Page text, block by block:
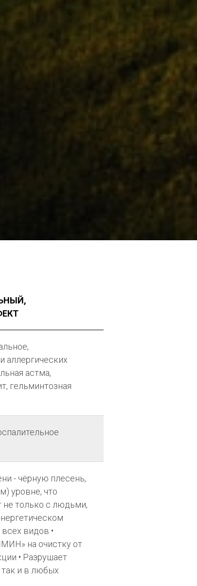
аллергических
астма,
гельминтозная
- чёрную плесень,
уровне, что
не только с людьми,
видов •
на очистку от
• Разрушает
так и в любых